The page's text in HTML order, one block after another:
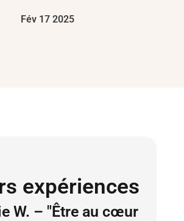
Fév 17 2025
expériences
W. – "Être au cœur